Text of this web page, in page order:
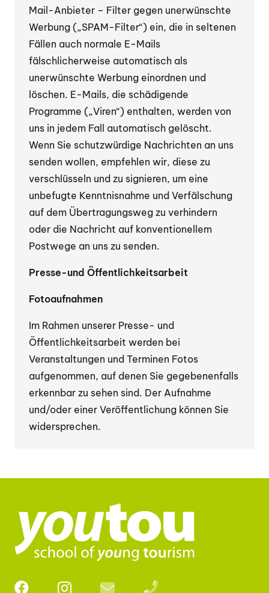
Mail-Anbieter – Filter gegen unerwünschte
Werbung („SPAM-Filter“) ein, die in seltenen
Fällen auch normale E-Mails
fälschlicherweise automatisch als
unerwünschte Werbung einordnen und
löschen. E-Mails, die schädigende
Programme („Viren“) enthalten, werden von
uns in jedem Fall automatisch gelöscht.
Wenn Sie schutzwürdige Nachrichten an uns
senden wollen, empfehlen wir, diese zu
verschlüsseln und zu signieren, um eine
unbefugte Kenntnisnahme und Verfälschung
auf dem Übertragungsweg zu verhindern
oder die Nachricht auf konventionellem
Postwege an uns zu senden.
Presse-und Öffentlichkeitsarbeit
Fotoaufnahmen
Im Rahmen unserer Presse- und
Öffentlichkeitsarbeit werden bei
Veranstaltungen und Terminen Fotos
aufgenommen, auf denen Sie gegebenenfalls
erkennbar zu sehen sind. Der Aufnahme
und/oder einer Veröffentlichung können Sie
widersprechen.